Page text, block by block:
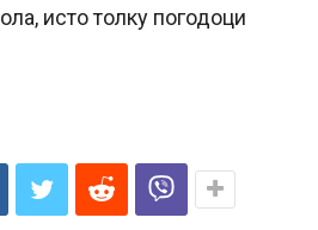
исто толку погодоци